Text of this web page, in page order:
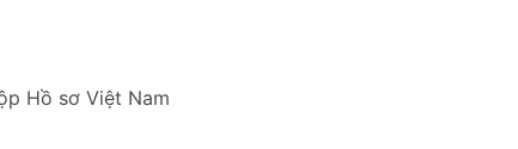
Hồ sơ Việt Nam